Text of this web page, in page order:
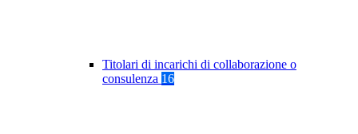
Titolari di incarichi di collaborazione o
consulenza 16